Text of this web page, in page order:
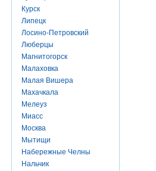
Курск
Липецк
Лосино-Петровский
Люберцы
Магнитогорск
Малаховка
Малая Вишера
Махачкала
Мелеуз
Миасс
Москва
Мытищи
Набережные Челны
Нальчик